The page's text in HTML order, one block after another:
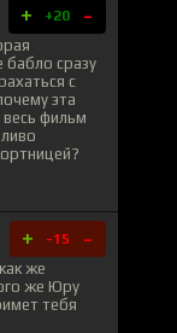
+ +20 -
бабло сразу
с
эта
фильм
+ -15 -
же
же Юру
тебя